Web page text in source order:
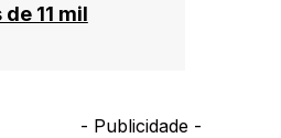
11 mil
- Publicidade -